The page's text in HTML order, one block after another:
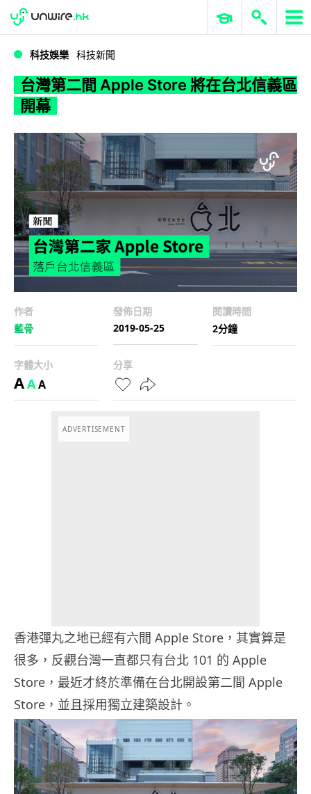
台灣第二間 Apple Store 將在台北信義區開幕
WWDC 2026 ERP 與商業 AI
科技娛樂 科技新聞
台灣第二間 Apple Store 將在台北信義區
開幕
作者
藍骨
發佈日期
2019-05-25
閱讀時間
2分鐘
字體大小
AAA
分享
ADVERTISEMENT
香港彈丸之地已經有六間 Apple Store，其實算是
很多，反觀台灣一直都只有台北 101 的 Apple
Store，最近才終於準備在台北開設第二間 Apple
Store，並且採用獨立建築設計。